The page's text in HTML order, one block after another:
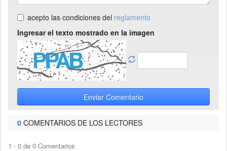
acepto las condiciones del reglamento
Ingresar el texto mostrado en la imagen
Enviar Comentario
0 COMENTARIOS DE LOS LECTORES
1 - 0 de 0 Comentarios